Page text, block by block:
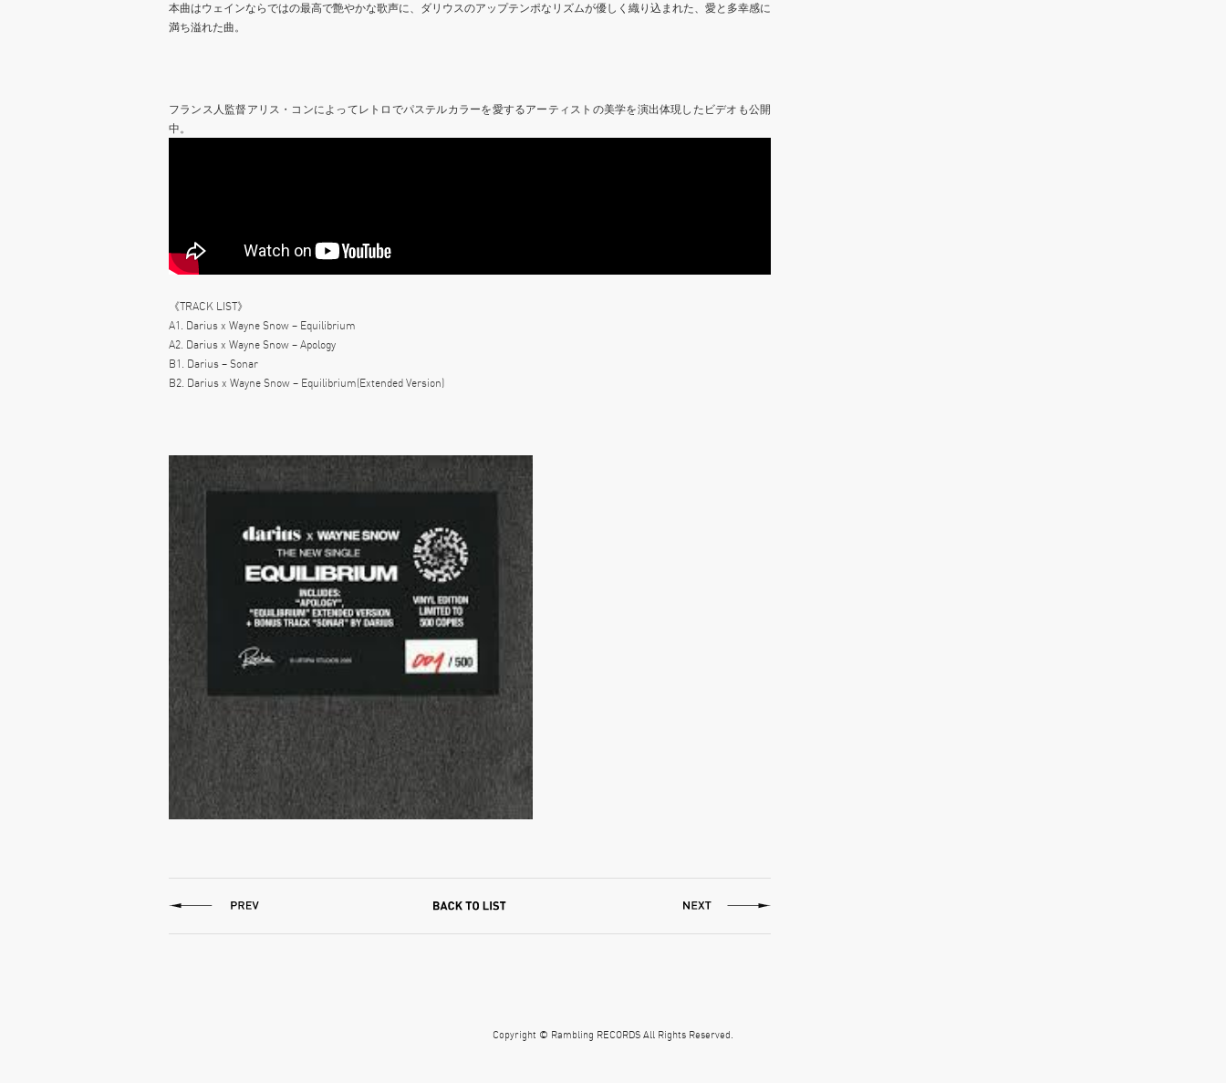
本曲はウェインならではの最高で艶やかな歌声に、ダリウスのアップテンポなリズムが優しく織り込まれた、愛と多幸感に
満ち溢れた曲。
フランス人監督アリス・コンによってレトロでパステルカラーを愛するアーティストの美学を演出体現したビデオも公開
中。
《TRACK LIST》
A1. Darius x Wayne Snow – Equilibrium
A2. Darius x Wayne Snow – Apology
B1. Darius – Sonar
B2. Darius x Wayne Snow – Equilibrium(Extended Version)
Copyright © Rambling RECORDS All Rights Reserved.